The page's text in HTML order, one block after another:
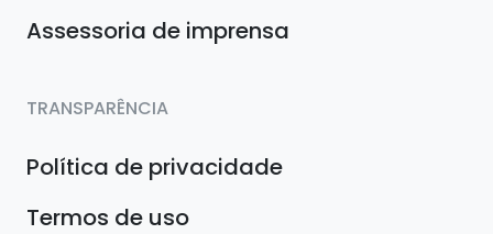
Assessoria de imprensa
TRANSPARÊNCIA
Política de privacidade
Termos de uso